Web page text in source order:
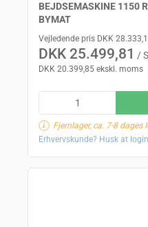
BEJDSEMASKINE 1150
BYMAT
Vejledende pris DKK
DKK 25.499,81 /
DKK 20.399,85 ekskl. moms
Fjernlager, ca. 7-8 dages
Erhvervskunde? Husk at